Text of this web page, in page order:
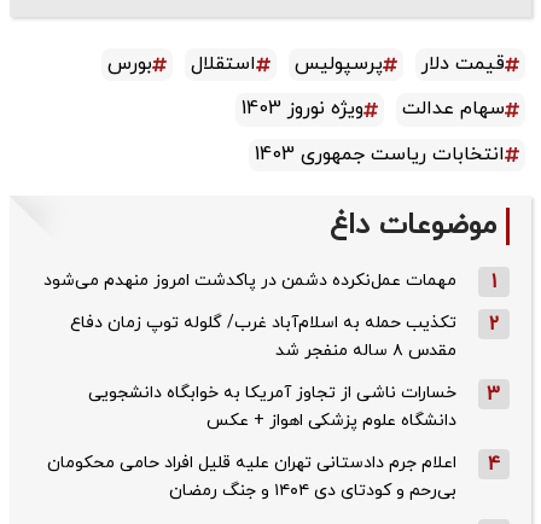
قیمت دلار پرسپولیس استقلال
بورس
سهام عدالت
ویژه نوروز 1403
انتخابات ریاست جمهوری 1403
موضوعات داغ
1 مهمات عمل‌نکرده دشمن در پاکدشت امروز منهدم می‌شود
2
تکذیب حمله به اسلام‌آباد غرب/ گلوله توپ زمان دفاع
مقدس ۸ ساله منفجر شد
3
خسارات ناشی از تجاوز آمریکا به خوابگاه دانشجویی
دانشگاه علوم پزشکی اهواز + عکس
4
اعلام جرم دادستانی تهران علیه قلیل افراد حامی محکومان
بی‌رحم و کودتای دی‌ ۱۴۰۴ و جنگ رمضان